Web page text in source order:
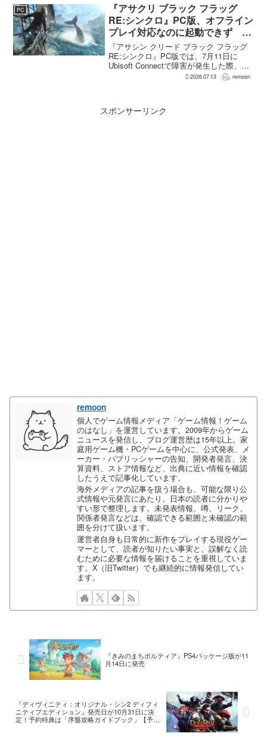
何度も挑戦すれば先へ進める...
PC
『アサクリ ブラック フラッグ
RE:シンクロ』PC版、オフライン
プレイ対応なのに起動できず
Ubisoft Connect障害時に報告相
次ぐ
『アサシン クリード ブラック フラッグ
RE:シンクロ』PC版では、7月11日に
Ubisoft Connectで障害が発生した際、ゲ
ームを起動できないとの報告が相次い
2026.07.13 remoon
スポンサーリンク
remoon
個人でゲーム情報メディア「ゲーム情報！ゲーム
のはなし」を運営しています。2009年からゲーム
ニュースを発信し、ブログ運営歴は15年以上。家
庭用ゲーム機・PCゲームを中心に、公式発表、メ
ーカー・パブリッシャーの告知、開発者発言、決
算資料、ストア情報など、出典に近い情報を確認
したうえで記事化しています。
海外メディアの記事を扱う場合も、可能な限り公
式情報や元発言にあたり、日本の読者に分かりや
すい形で整理します。未発表情報、噂、リーク、
関係者発言などは、確認できる範囲と未確認の範
囲を分けて扱います。
運営者自身も日常的に新作をプレイする現役ゲー
マーとして、読者が知りたい事実と、誤解なく読
むために必要な情報を届けることを重視していま
す。X（旧Twitter）でも継続的に情報発信してい
ます。
『きみのまちポルティア』PS4パッケージ版が11
月14日に発売
『ディヴィニティ：オリジナル・シン2 ディフィ
ニティブエディション』発売日が10月31日に決
定！予約特典は「序盤攻略ガイドブック」【予約